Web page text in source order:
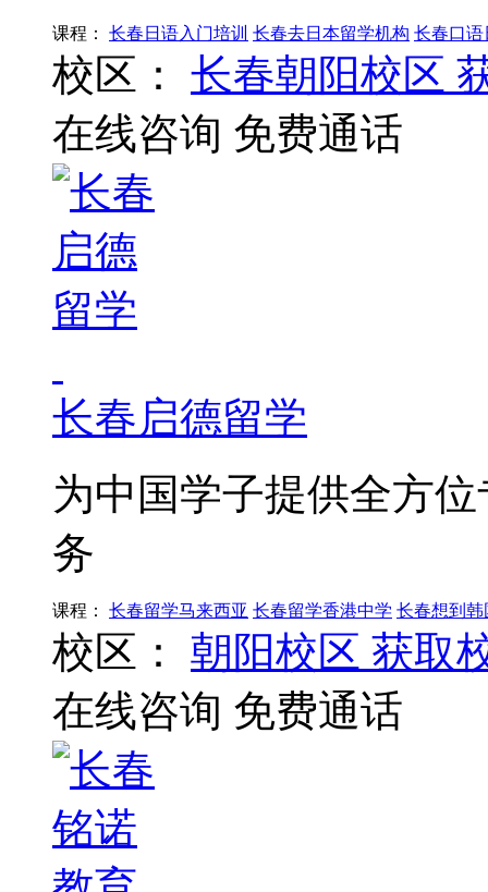
课程： 长春日语入门培训 长春去日本留学机构 长春口语
校区： 长春朝阳校区
在线咨询 免费通话
长春启德留学
为中国学子提供全方
务
课程： 长春留学马来西亚 长春留学香港中学 长春想到韩
校区： 朝阳校区 获取
在线咨询 免费通话